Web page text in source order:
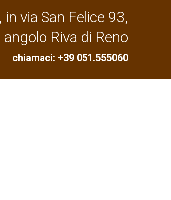
, in via San Felice 93,
angolo Riva di Reno
chiamaci: +39 051.555060